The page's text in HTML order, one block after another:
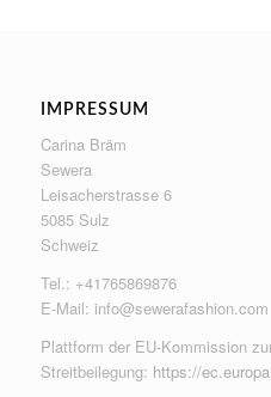
IMPRESSUM
Carina Bräm
Sewera
Leisacherstrasse 6
5085 Sulz
Schweiz
Tel.: +41765869876
E-Mail: info@sewerafashion.com
Plattform der EU-Kommission
Streitbeilegung: https://